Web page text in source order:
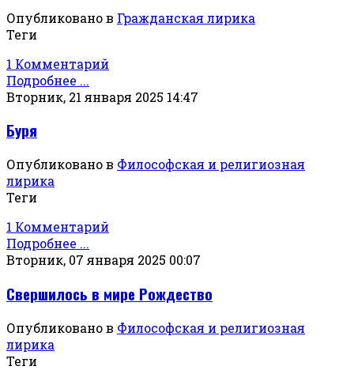
Опубликовано в Гражданская лирика
Теги
1 Комментарий
Подробнее ...
Вторник, 21 января 2025 14:47
Буря
Опубликовано в Философская и религиозная
лирика
Теги
1 Комментарий
Подробнее ...
Вторник, 07 января 2025 00:07
Свершилось в мире Рождество
Опубликовано в Философская и религиозная
лирика
Теги